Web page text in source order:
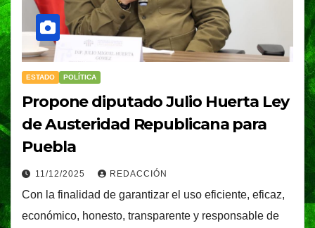
ESTADO POLÍTICA
Propone diputado Julio Huerta Ley
de Austeridad Republicana para
Puebla
11/12/2025 REDACCIÓN
Con la finalidad de garantizar el uso eficiente, eficaz,
económico, honesto, transparente y responsable de